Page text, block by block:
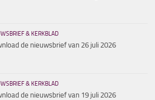
& KERKBLAD
de nieuwsbrief van 26 juli 2026
& KERKBLAD
de nieuwsbrief van 19 juli 2026